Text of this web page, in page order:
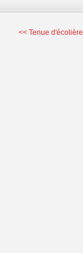
<< Tenue d'écolière